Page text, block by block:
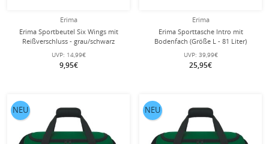
Erima
Erima Sportbeutel Six Wings mit
Reißverschluss - grau/schwarz
UVP: 14,99€
9,95€
Erima
Erima Sporttasche Intro mit
Bodenfach (Größe L - 81 Liter)
navyblau 60x33x41cm
UVP: 39,99€
25,95€
NEU NEU